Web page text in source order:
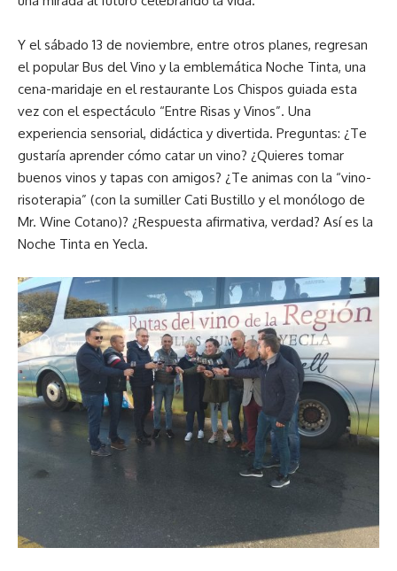
Y el sábado 13 de noviembre, entre otros planes, regresan
el popular Bus del Vino y la emblemática Noche Tinta, una
cena-maridaje en el restaurante Los Chispos guiada esta
vez con el espectáculo “Entre Risas y Vinos”. Una
experiencia sensorial, didáctica y divertida. Preguntas: ¿Te
gustaría aprender cómo catar un vino? ¿Quieres tomar
buenos vinos y tapas con amigos? ¿Te animas con la “vino-
risoterapia” (con la sumiller Cati Bustillo y el monólogo de
Mr. Wine Cotano)? ¿Respuesta afirmativa, verdad? Así es la
Noche Tinta en Yecla.